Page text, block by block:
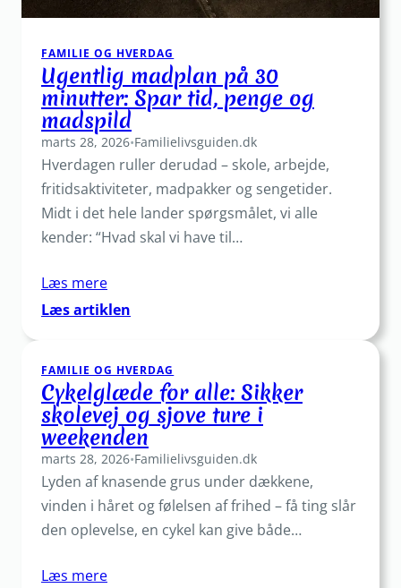
FAMILIE OG HVERDAG
Ugentlig madplan på 30
minutter: Spar tid, penge og
madspild
marts 28, 2026•Familielivsguiden.dk
Hverdagen ruller derudad – skole, arbejde,
fritidsaktiviteter, madpakker og sengetider.
Midt i det hele lander spørgsmålet, vi alle
kender: “Hvad skal vi have til…
Læs mere
Læs artiklen
på
30
minutter:
Spar
tid,
penge
og
madspild
FAMILIE OG HVERDAG
Cykelglæde for alle: Sikker
skolevej og sjove ture i
weekenden
marts 28, 2026•Familielivsguiden.dk
Lyden af knasende grus under dækkene,
vinden i håret og følelsen af frihed – få ting slår
den oplevelse, en cykel kan give både…
Læs mere